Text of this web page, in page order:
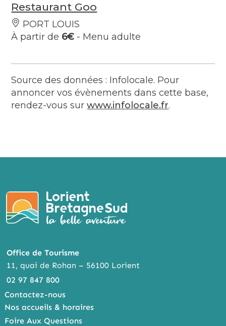
Restaurant Goo
PORT LOUIS
À partir de 6€ - Menu adulte
Source des données : Infolocale. Pour
annoncer vos évènements dans cette base,
rendez-vous surwww.infolocale.fr.
Office de Tourisme
11, quai de Rohan – 56100 Lorient
02 97 847 800
Contactez-nous
Nos accueils & horaires
Foire Aux Questions